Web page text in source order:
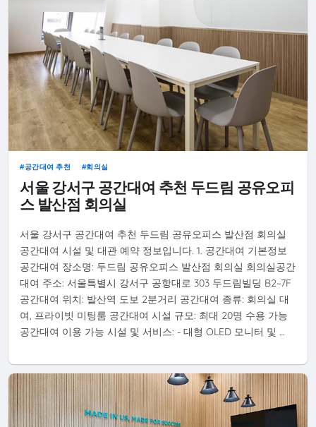
공간대여 추천 회의실
서울 강서구 공간대여 추천 두드림 공유오피
스 발산점 회의실
서울 강서구 공간대여 추천 두드림 공유오피스 발산점 회의실
공간대여 시설 및 대관 예약 정보입니다. 1. 공간대여 기본정보
공간대여 장소명: 두드림 공유오피스 발산점 회의실 회의실공간
대여 주소: 서울특별시 강서구 공항대로 303 두드림빌딩 B2~7F
공간대여 위치: 발산역 도보 2분거리 공간대여 종류: 회의실 대
여, 프라이빗 미팅룸 공간대여 시설 규모: 최대 20명 수용 가능
공간대여 이용 가능 시설 및 서비스: - 대형 OLED 모니터 및 …